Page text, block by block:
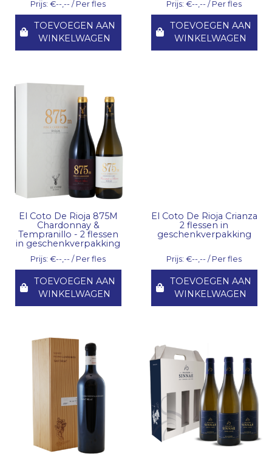
Prijs: €--,-- / Per fles
TOEVOEGEN AAN
WINKELWAGEN
Prijs: €--,-- / Per fles
TOEVOEGEN AAN
WINKELWAGEN
El Coto De Rioja 875M
Chardonnay &
Tempranillo - 2 flessen
in geschenkverpakking
Prijs: €--,-- / Per fles
TOEVOEGEN AAN
WINKELWAGEN
El Coto De Rioja Crianza
2 flessen in
geschenkverpakking
Prijs: €--,-- / Per fles
TOEVOEGEN AAN
WINKELWAGEN